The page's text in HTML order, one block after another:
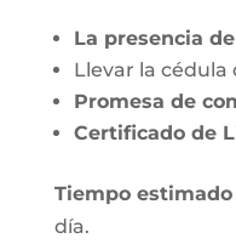
La presencia
Llevar la cédula
Promesa de
Certificado de
Tiempo
día.